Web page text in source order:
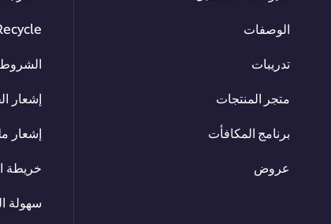
الوصفات
تدريبات
متجر المنتجات
برنامج المكافأت
عروض
الشروط
إشعار
إشعار
خريطة
سهولة